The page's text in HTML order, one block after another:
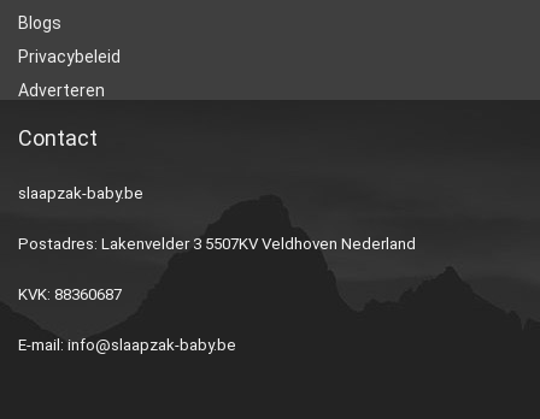
Blogs
Privacybeleid
Adverteren
Contact
slaapzak-baby.be
Postadres: Lakenvelder 3 5507KV Veldhoven Nederland
KVK: 88360687
E-mail: info@slaapzak-baby.be